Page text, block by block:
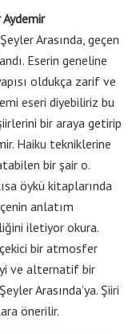
Arasında, geçen
Eserin geneline
oldukça zarif ve
eseri diyebiliriz bu
bir araya getirip
Haiku tekniklerine
bir şair o.
öykü kitaplarında
anlatım
iletiyor okura.
bir atmosfer
ve alternatif bir
Arasında’ya. Şiiri
önerilir.